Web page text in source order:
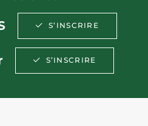
S’INSCRIRE
S’INSCRIRE